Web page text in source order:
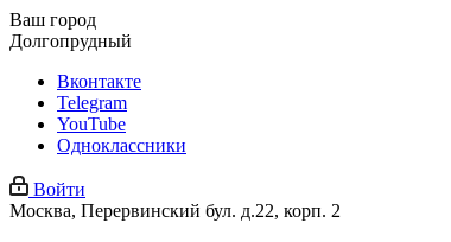
Ваш город
Долгопрудный
Вконтакте
Telegram
YouTube
Одноклассники
Войти
Москва, Перервинский бул. д.22, корп. 2